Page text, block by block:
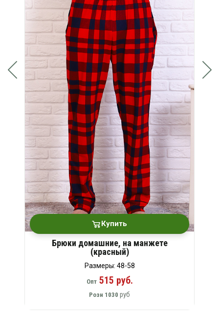
Купить
Брюки домашние, на манжете
(красный)
Размеры: 48-58
Опт515 руб.
Розн 1030 руб